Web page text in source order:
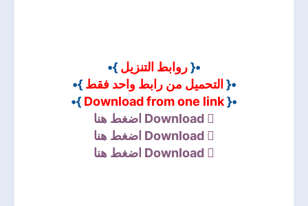
•{روابط التنزيل }•
•{ التحميل من رابط واحد فقط }•
•{
Download from one link
}•
Download اضغط هنا
Download اضغط هنا
Download اضغط هنا